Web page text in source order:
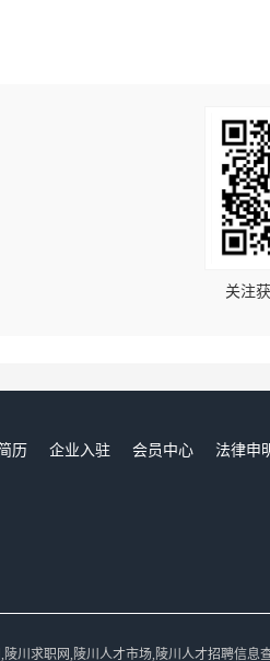
关注
历 企业入驻 会员中心
法律申
陵川求职网,陵川人才市场,陵川人才招聘信息